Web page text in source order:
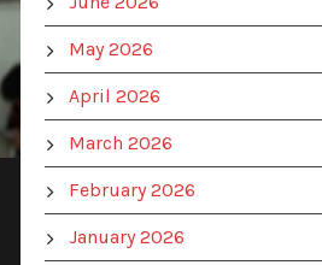
May 2026
April 2026
March 2026
February 2026
January 2026